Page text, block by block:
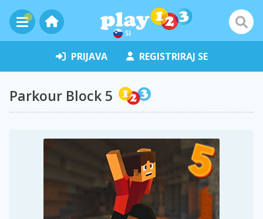
SI
PRIJAVA REGISTRIRAJ SE
Parkour Block 5